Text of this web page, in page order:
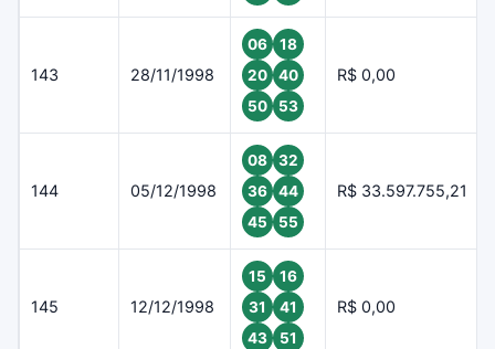
143 28/11/1998
06
18
20
40
50
53
R$ 0,00
144 05/12/1998
08
32
36
44
45
55
R$ 33.597.755,21
145 12/12/1998
15
16
31
41
43
51
R$ 0,00